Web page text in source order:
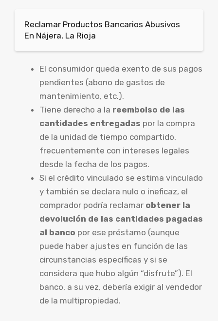
Reclamar Productos Bancarios Abusivos
En Nájera, La Rioja
El consumidor queda exento de sus pagos
pendientes (abono de gastos de
mantenimiento, etc.).
Tiene derecho a la reembolso de las
cantidades entregadas por la compra
de la unidad de tiempo compartido,
frecuentemente con intereses legales
desde la fecha de los pagos.
Si el crédito vinculado se estima vinculado
y también se declara nulo o ineficaz, el
comprador podría reclamar obtener la
devolución de las cantidades pagadas
al banco por ese préstamo (aunque
puede haber ajustes en función de las
circunstancias específicas y si se
considera que hubo algún “disfrute”). El
banco, a su vez, debería exigir al vendedor
de la multipropiedad.